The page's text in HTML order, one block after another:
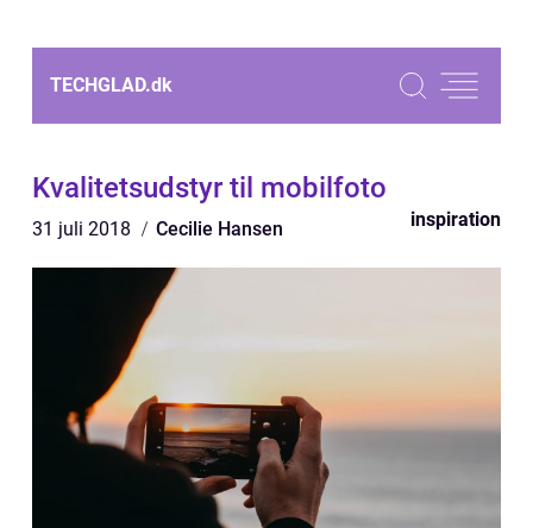
TECHGLAD.dk
Kvalitetsudstyr til mobilfoto
31 juli 2018 Cecilie Hansen inspiration